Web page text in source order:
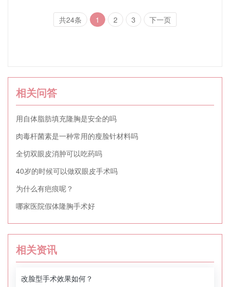
共24条 1 2 3 下一页
相关问答
用自体脂肪填充隆胸是安全的吗
肉毒杆菌素是一种常用的瘦脸针材料吗
全切双眼皮消肿可以吃药吗
40岁的时候可以做双眼皮手术吗
为什么有疤痕呢？
哪家医院假体隆胸手术好
相关资讯
改脸型手术效果如何？